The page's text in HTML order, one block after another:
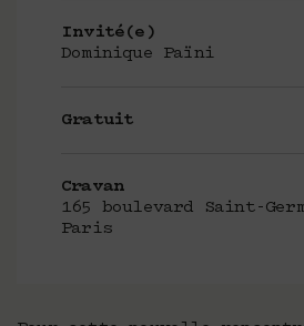
Invité(e)
Dominique Païni
Gratuit
Cravan
165 boulevard Saint-
Paris